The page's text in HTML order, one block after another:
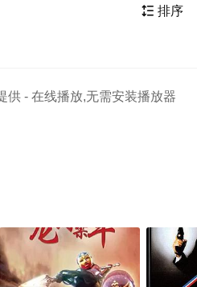
 排序
供 - 在线播放,无需安装播放器